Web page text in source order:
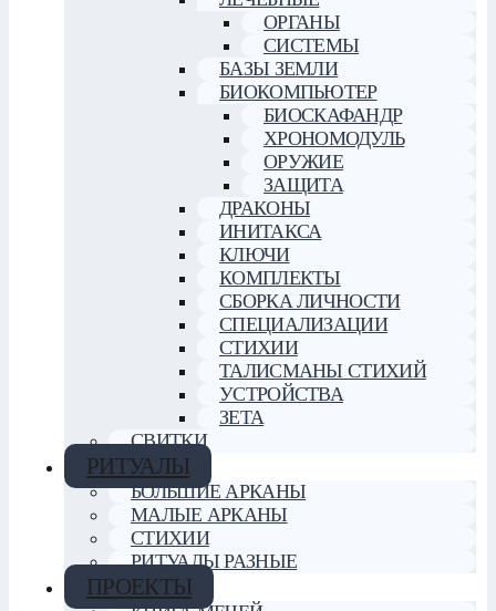
ОРГАНЫ
СИСТЕМЫ
БАЗЫ ЗЕМЛИ
БИОКОМПЬЮТЕР
БИОСКАФАНДР
ХРОНОМОДУЛЬ
ОРУЖИЕ
ЗАЩИТА
ДРАКОНЫ
ИНИТАКСА
КЛЮЧИ
КОМПЛЕКТЫ
СБОРКА ЛИЧНОСТИ
СПЕЦИАЛИЗАЦИИ
СТИХИИ
ТАЛИСМАНЫ СТИХИЙ
УСТРОЙСТВА
ЗЕТА
СВИТКИ
РИТУАЛЫ
БОЛЬШИЕ АРКАНЫ
МАЛЫЕ АРКАНЫ
СТИХИИ
РИТУАЛЫ РАЗНЫЕ
ПРОЕКТЫ